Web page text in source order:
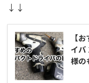
↓↓
【
イバ
様の